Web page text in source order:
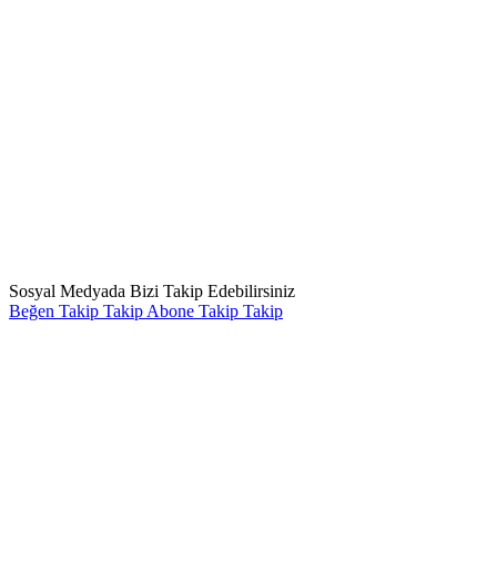
Sosyal Medyada Bizi Takip Edebilirsiniz
Beğen Takip Takip Abone Takip Takip